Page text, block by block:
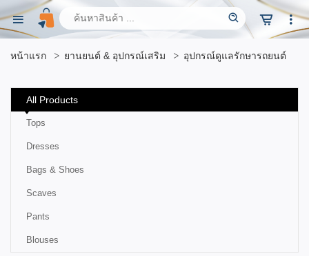
หน้าแรก ยานยนต์ & อุปกรณ์เสริม อุปกรณ์ดูแลรักษารถยนต์
All Products
Tops
Dresses
Bags & Shoes
Scaves
Pants
Blouses